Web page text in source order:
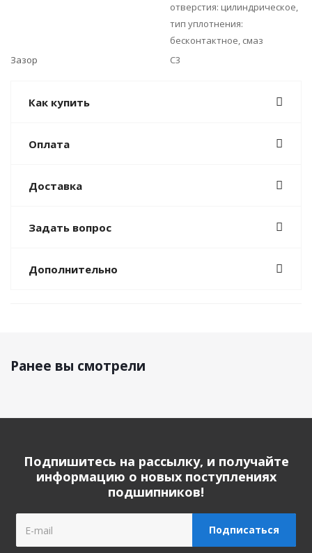
отверстия: цилиндрическое,
тип уплотнения:
бесконтактное, смаз
Зазор
C3
Как купить
Оплата
Доставка
Задать вопрос
Дополнительно
Ранее вы смотрели
Подпишитесь на рассылку, и получайте
информацию о новых поступлениях
подшипников!